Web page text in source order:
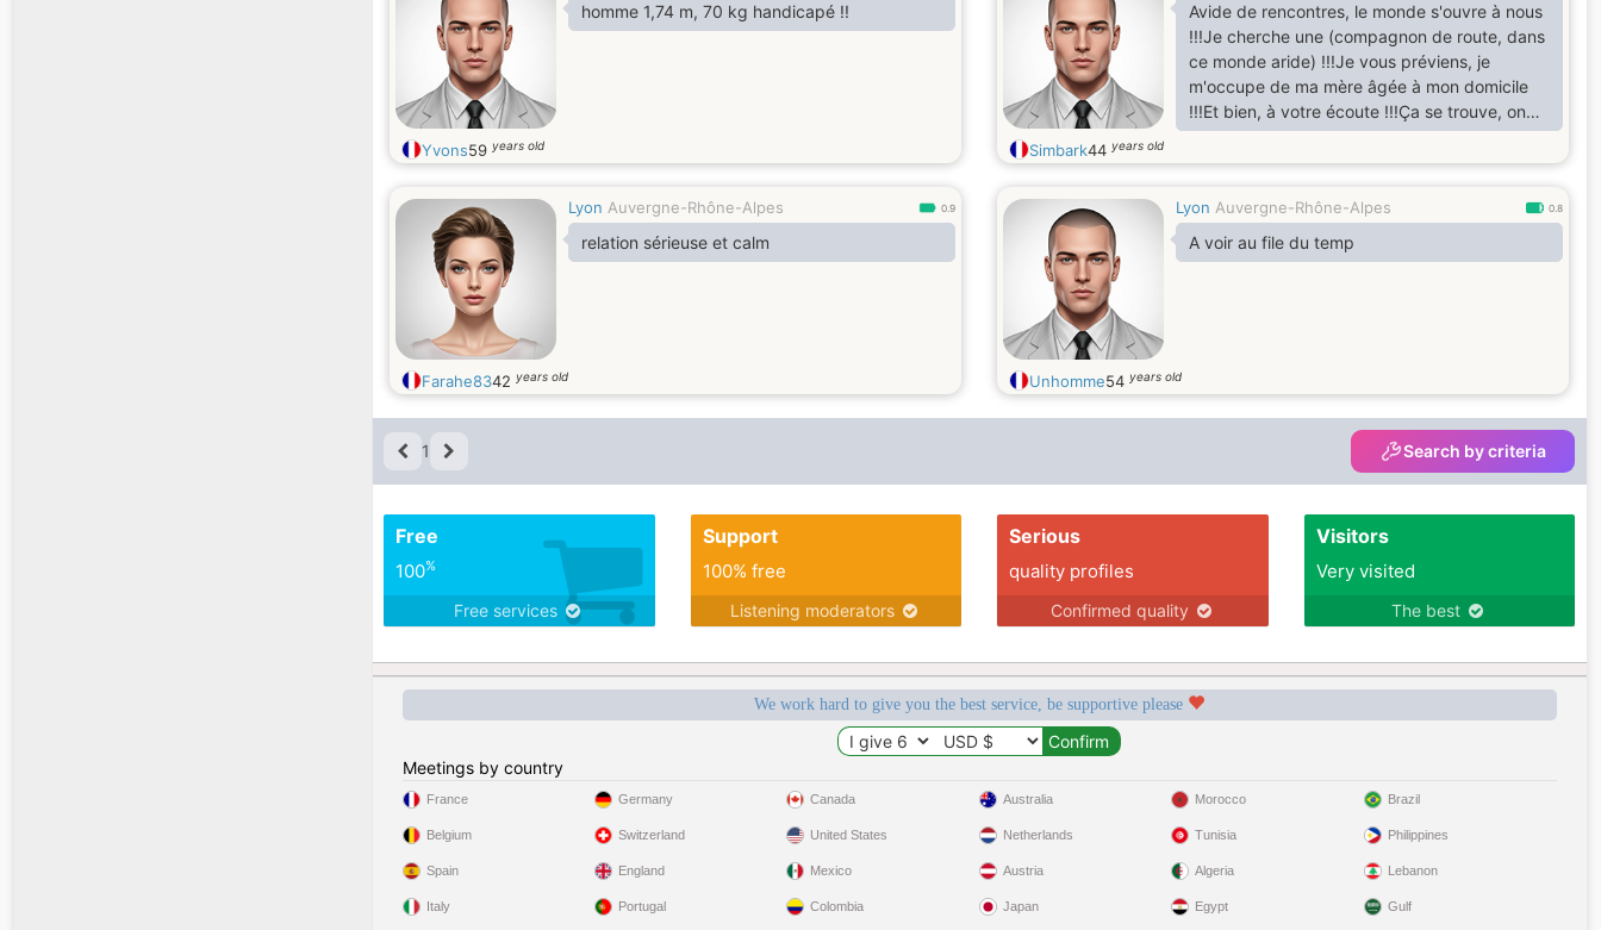
homme 1,74 m, 70 kg handicapé !!
Yvons59 years old
Avide de rencontres, le monde s'ouvre à nous
!!!Je cherche une (compagnon de route, dans
ce monde aride) !!!Je vous préviens, je
m'occupe de ma mère âgée à mon domicile
!!!Et bien, à votre écoute !!!Ça se trouve, on
s'attend mutuellement !!!Lah ou 3rlam !!!Bises
à bientôt incharlah Cordialement
Simbark44 years old
Lyon Auvergne-Rhône-Alpes 0.9
relation sérieuse et calm
Farahe8342 years old
Lyon Auvergne-Rhône-Alpes 0.8
A voir au file du temp
Unhomme54 years old
1 Search by criteria
Free
100%
Free services
Support
100% free
Listening moderators
Serious
quality profiles
Confirmed quality
Visitors
Very visited
The best
We work hard to give you the best service, be supportive please
Meetings by country
France
Belgium
Spain
Italy
Germany
Switzerland
England
Portugal
Canada
United States
Mexico
Colombia
Australia
Netherlands
Austria
Japan
Morocco
Tunisia
Algeria
Egypt
Brazil
Philippines
Lebanon
Gulf